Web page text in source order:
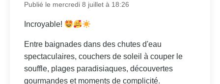
Publié le mercredi 8 juillet à 18:26
Incroyable!
Entre baignades dans des chutes d'eau
spectaculaires, couchers de soleil à couper le
souffle, plages paradisiaques, découvertes
gourmandes et moments de complicité.